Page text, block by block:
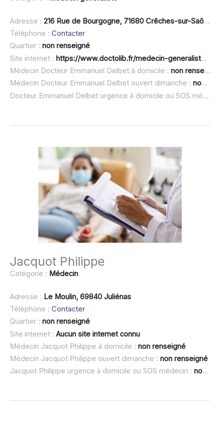
Adresse : 216 Rue de Bourgogne, 71680 Crêches-sur-Saône
Téléphone : Contacter
Quartier : non renseigné
Site internet : https://www.doctolib.fr/medecin-generaliste/creches-sur-saone/emmanuel-delbet
Médecin Docteur Emmanuel Delbet à domicile : non renseigné
Médecin Docteur Emmanuel Delbet ouvert dimanche : non renseigné
Docteur Emmanuel Delbet urgence à domicile ou SOS médecin :
Jacquot Philippe
Catégorie : Médecin
Adresse : Le Moulin, 69840 Juliénas
Téléphone : Contacter
Quartier : non renseigné
Site internet : Aucun site internet connu
Médecin Jacquot Philippe à domicile : non renseigné
Médecin Jacquot Philippe ouvert dimanche : non renseigné
Jacquot Philippe urgence à domicile ou SOS médecin : non renseigné